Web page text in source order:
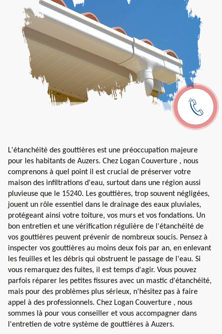
L'étanchéité des gouttières est une préoccupation majeure
pour les habitants de Auzers. Chez Logan Couverture , nous
comprenons à quel point il est crucial de préserver votre
maison des infiltrations d'eau, surtout dans une région aussi
pluvieuse que le 15240. Les gouttières, trop souvent négligées,
jouent un rôle essentiel dans le drainage des eaux pluviales,
protégeant ainsi votre toiture, vos murs et vos fondations. Un
bon entretien et une vérification régulière de l'étanchéité de
vos gouttières peuvent prévenir de nombreux soucis. Pensez à
inspecter vos gouttières au moins deux fois par an, en enlevant
les feuilles et les débris qui obstruent le passage de l'eau. Si
vous remarquez des fuites, il est temps d'agir. Vous pouvez
parfois réparer les petites fissures avec un mastic d'étanchéité,
mais pour des problèmes plus sérieux, n'hésitez pas à faire
appel à des professionnels. Chez Logan Couverture , nous
sommes là pour vous conseiller et vous accompagner dans
l'entretien de votre système de gouttières à Auzers.